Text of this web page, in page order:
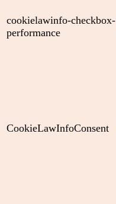
cookielawinfo-checkbox-
performance
CookieLawInfoConsent